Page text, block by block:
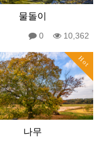
물돌이
0 10,362
Hot
나무